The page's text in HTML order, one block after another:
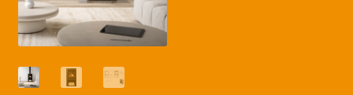
Blog
Contact
Disclaimer